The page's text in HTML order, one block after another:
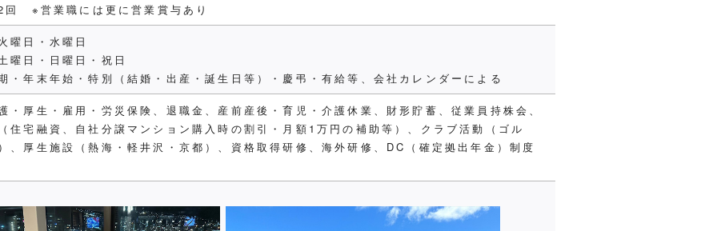
回 ※営業職には更に営業賞与あり
曜日・水曜日
曜日・日曜日・祝日
・年末年始・特別（結婚・出産・誕生日等）・慶弔・有給等、会社カレンダーによる
・厚生・雇用・労災保険、退職金、産前産後・育児・介護休業、財形貯蓄、従業員持株会、
住宅融資、自社分譲マンション購入時の割引・月額1万円の補助等）、クラブ活動（ゴル
、厚生施設（熱海・軽井沢・京都）、資格取得研修、海外研修、DC（確定拠出年金）制度